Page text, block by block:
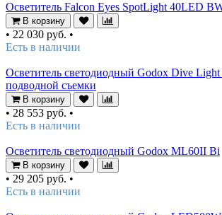
Осветитель Falcon Eyes SpotLight 40LED
В корзину
• 22 030 руб. •
Есть в наличии
Осветитель светодиодный Godox Dive
подводной съемки
В корзину
• 28 553 руб. •
Есть в наличии
Осветитель светодиодный Godox ML60II Bi
В корзину
• 29 205 руб. •
Есть в наличии